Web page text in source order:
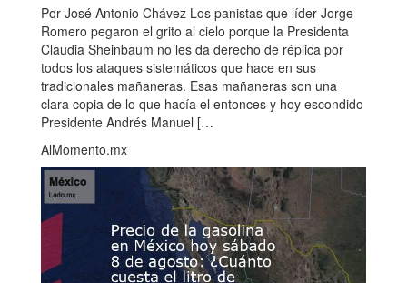
Por José Antonio Chávez Los panistas que líder Jorge
Romero pegaron el grito al cielo porque la Presidenta
Claudia Sheinbaum no les da derecho de réplica por
todos los ataques sistemáticos que hace en sus
tradicionales mañaneras. Esas mañaneras son una
clara copia de lo que hacía el entonces y hoy escondido
Presidente Andrés Manuel […
AlMomento.mx